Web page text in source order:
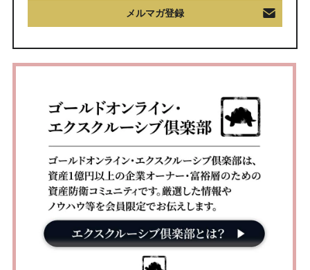
メルマガ登録